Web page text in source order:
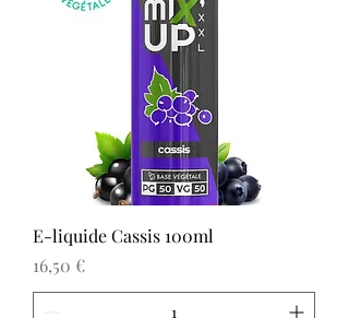
E-liquide Cassis 100ml
Prix
16,50 €